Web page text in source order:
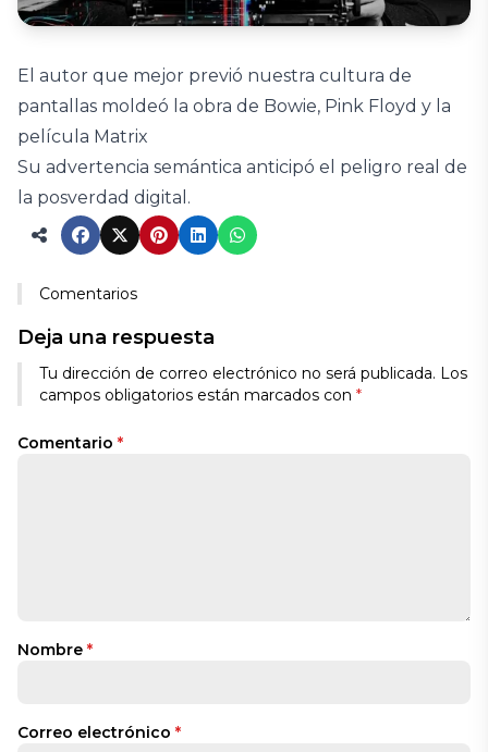
El autor que mejor previó nuestra cultura de
pantallas moldeó la obra de Bowie, Pink Floyd y la
película Matrix
Su advertencia semántica anticipó el peligro real de
la posverdad digital.
Comentarios
Deja una respuesta
Tu dirección de correo electrónico no será publicada. Los
campos obligatorios están marcados con *
Comentario *
Nombre *
Correo electrónico *